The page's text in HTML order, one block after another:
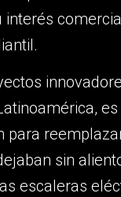
para
sin
escaleras